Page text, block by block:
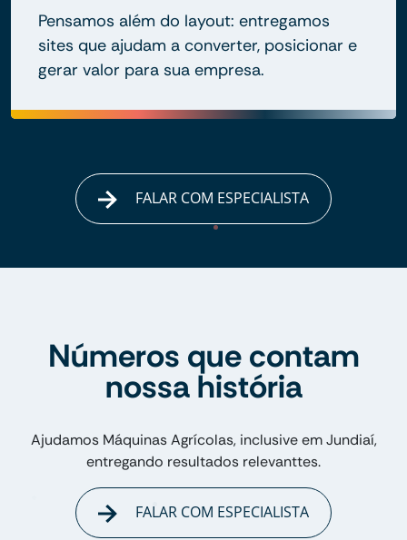
Pensamos além do layout: entregamos
sites que ajudam a converter, posicionar e
gerar valor para sua empresa.
FALAR COM ESPECIALISTA
Números que contam
nossa história
Ajudamos Máquinas Agrícolas, inclusive em Jundiaí,
entregando resultados relevanttes.
FALAR COM ESPECIALISTA